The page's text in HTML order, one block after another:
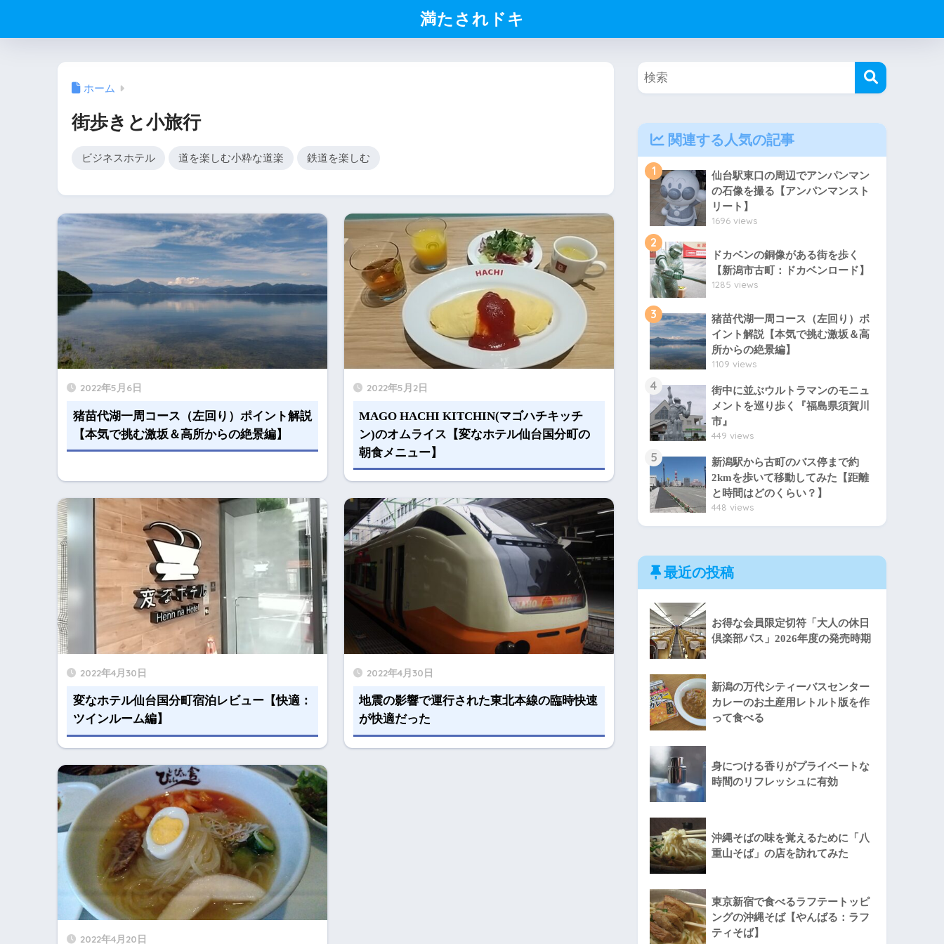
満たされドキ
ホーム
街歩きと小旅行
ビジネスホテル 道を楽しむ小粋な道楽 鉄道を楽しむ
2022年5月6日
猪苗代湖一周コース（左回り）ポイント解説
【本気で挑む激坂＆高所からの絶景編】
2022年5月2日
MAGO HACHI KITCHIN(マゴハチキッチ
ン)のオムライス【変なホテル仙台国分町の
朝食メニュー】
2022年4月30日
変なホテル仙台国分町宿泊レビュー【快適：
ツインルーム編】
2022年4月30日
地震の影響で運行された東北本線の臨時快速
が快適だった
2022年4月20日
関連する人気の記事
1
仙台駅東口の周辺でアンパンマン
の石像を撮る【アンパンマンスト
リート】
1696 views
2
ドカベンの銅像がある街を歩く
【新潟市古町：ドカベンロード】
1285 views
3
猪苗代湖一周コース（左回り）ポ
イント解説【本気で挑む激坂＆高
所からの絶景編】
1109 views
4
街中に並ぶウルトラマンのモニュ
メントを巡り歩く『福島県須賀川
市』
449 views
5
新潟駅から古町のバス停まで約
2kmを歩いて移動してみた【距離
と時間はどのくらい？】
448 views
最近の投稿
お得な会員限定切符「大人の休日
倶楽部パス」2026年度の発売時期
新潟の万代シティーバスセンター
カレーのお土産用レトルト版を作
って食べる
身につける香りがプライベートな
時間のリフレッシュに有効
沖縄そばの味を覚えるために「八
重山そば」の店を訪れてみた
東京新宿で食べるラフテートッピ
ングの沖縄そば【やんばる：ラフ
ティそば】